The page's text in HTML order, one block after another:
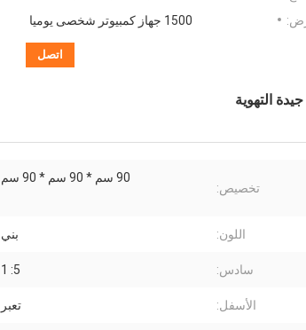
1500 جهاز كمبيوتر شخصى يوميا
اتصل
تخصيص:
90 سم * 90 سم * 90 سم
اللون: بني
سادس: 5: 1
الأسفل: تعبر